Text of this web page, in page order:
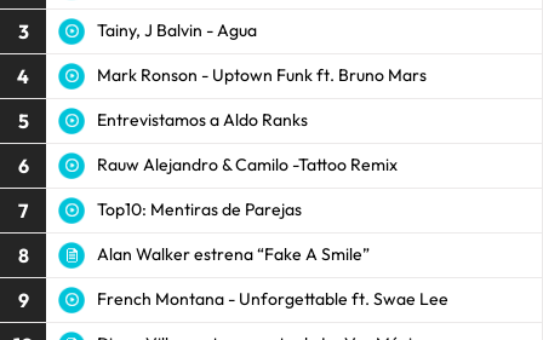
3 Tainy, J Balvin - Agua
4 Mark Ronson - Uptown Funk ft. Bruno Mars
5 Entrevistamos a Aldo Ranks
6 Rauw Alejandro & Camilo -Tattoo Remix
7 Top10: Mentiras de Parejas
8 Alan Walker estrena “Fake A Smile”
9 French Montana - Unforgettable ft. Swae Lee